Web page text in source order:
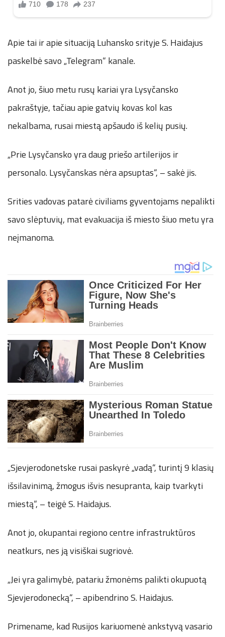
Apie tai ir apie situaciją Luhansko srityje S. Haidajus
paskelbė savo „Telegram“ kanale.
Anot jo, šiuo metu rusų kariai yra Lysyčansko
pakraštyje, tačiau apie gatvių kovas kol kas
nekalbama, rusai miestą apšaudo iš kelių pusių.
„Prie Lysyčansko yra daug priešo artilerijos ir
personalo. Lysyčanskas nėra apsuptas“, – sakė jis.
Srities vadovas patarė civiliams gyventojams nepalikti
savo slėptuvių, mat evakuacija iš miesto šiuo metu yra
neįmanoma.
„Sjevjerodonetske rusai paskyrė „vadą“, turintį 9 klasių
išsilavinimą, žmogus išvis nesupranta, kaip tvarkyti
miestą“, – teigė S. Haidajus.
Anot jo, okupantai regiono centre infrastruktūros
neatkurs, nes ją visiškai sugriovė.
„Jei yra galimybė, patariu žmonėms palikti okupuotą
Sjevjerodonecką“, – apibendrino S. Haidajus.
Primename, kad Rusijos kariuomenė ankstyvą vasario